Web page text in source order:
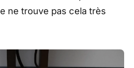
ne trouve pas cela très